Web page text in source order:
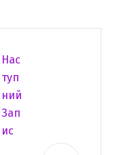
Нас
Туп
Ний
Зап
Ис